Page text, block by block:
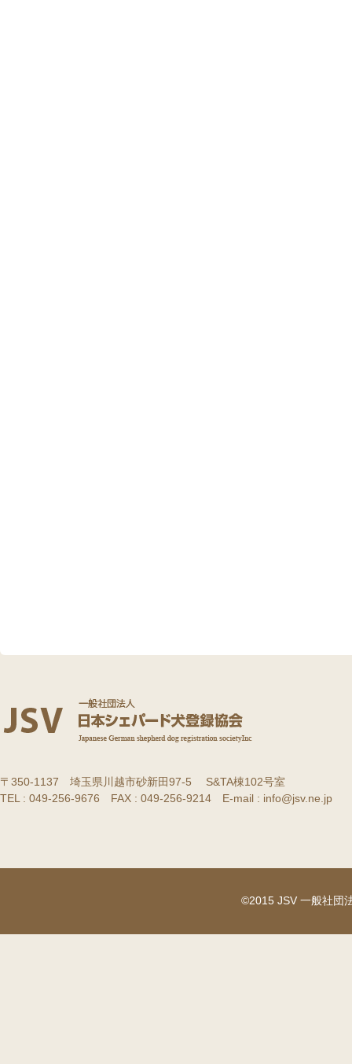
〒350-1137 埼玉県川越市砂新田97-5 S&TA棟102号室
TEL : 049-256-9676 FAX : 049-256-9214 E-mail : info@jsv.ne.jp
©2015 JSV 一般社団